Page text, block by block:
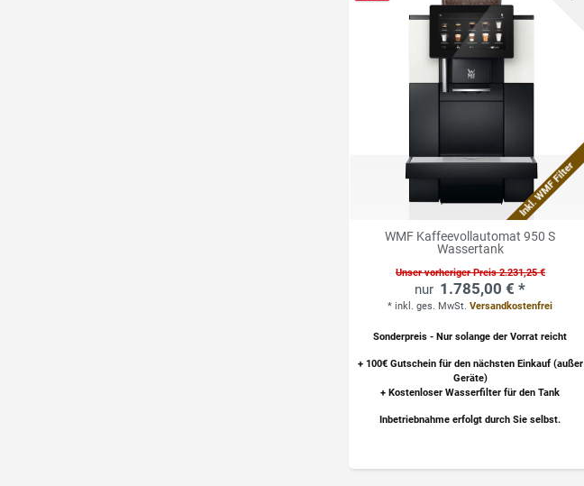
Inkl. WMF Filter
WMF Kaffeevollautomat 950 S
Wassertank
Unser vorheriger Preis 2.231,25 €
1.785,00 € *
*inkl. ges. MwSt. Versandkostenfrei
Sonderpreis - Nur solange der Vorrat reicht
+100€ Gutschein für den nächsten Einkauf (außer
Geräte)
+Kostenloser Wasserfilter für den Tank
Inbetriebnahme erfolgt durch Sie selbst.